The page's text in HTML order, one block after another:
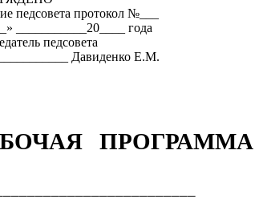
педсовета протокол №___
___________20____ года
педсовета
Давиденко Е.М.
ПРОГРАММА